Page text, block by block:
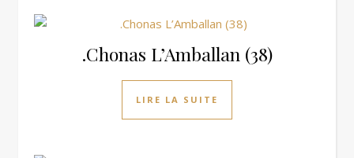
.Chonas L’Amballan (38)
LIRE LA SUITE